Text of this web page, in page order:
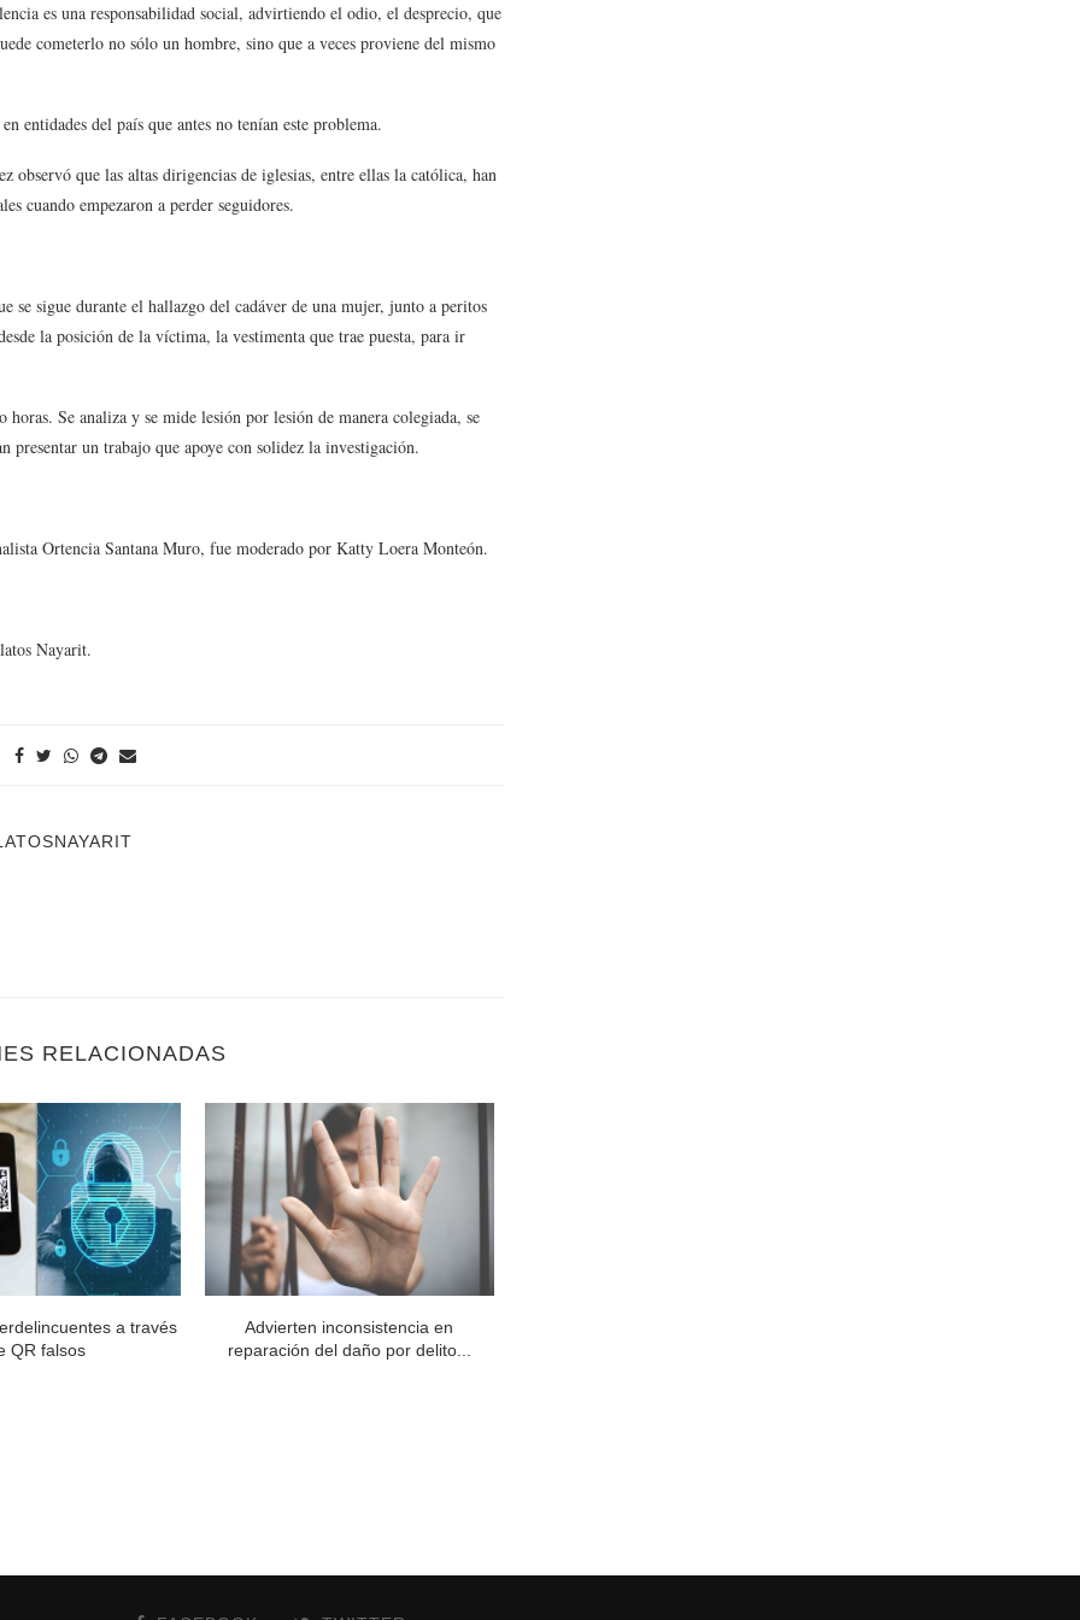
es una responsabilidad social, advirtiendo el odio, el desprecio, que
cometerlo no sólo un hombre, sino que a veces proviene del mismo
entidades del país que antes no tenían este problema.
observó que las altas dirigencias de iglesias, entre ellas la católica, han
cuando empezaron a perder seguidores.
sigue durante el hallazgo del cadáver de una mujer, junto a peritos
la posición de la víctima, la vestimenta que trae puesta, para ir
Se analiza y se mide lesión por lesión de manera colegiada, se
presentar un trabajo que apoye con solidez la investigación.
Ortencia Santana Muro, fue moderado por Katty Loera Monteón.
Nayarit.
RELACIONADAS
a través
QR falsos
Advierten inconsistencia en
reparación del daño por delito...